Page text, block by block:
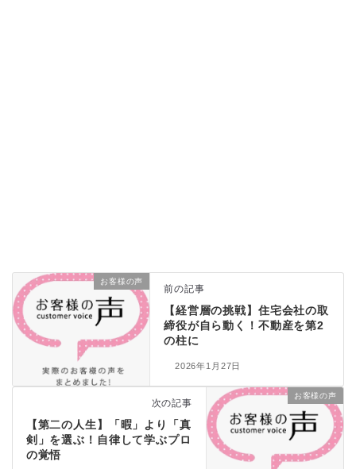
お客様の声
前の記事
【経営層の挑戦】住宅会社の取
締役が自ら動く！不動産を第2
の柱に
2026年1月27日
お客様の声
次の記事
【第二の人生】「暇」より「真
剣」を選ぶ！自律して学ぶプロ
の覚悟